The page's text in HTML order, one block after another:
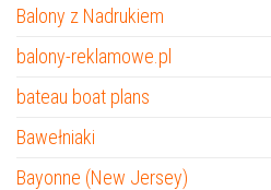
Balony z Nadrukiem
balony-reklamowe.pl
bateau boat plans
Bawełniaki
Bayonne (New Jersey)